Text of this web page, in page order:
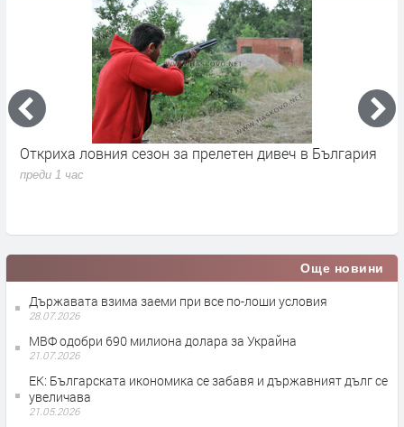
Откриха ловния сезон за прелетен дивеч в България
преди 1 час
Още новини
Държавата взима заеми при все по-лоши условия
28.07.2026
МВФ одобри 690 милиона долара за Украйна
21.07.2026
ЕК: Българската икономика се забавя и държавният дълг се
увеличава
21.05.2026